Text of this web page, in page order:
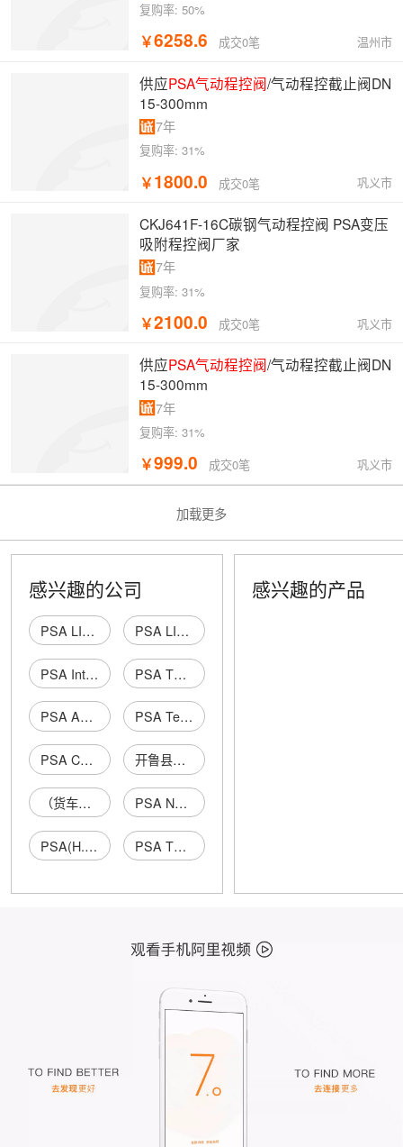
复购率: 50%
￥6258.6 成交0笔 温州市
供应PSA气动程控阀/气动程控截止阀DN
15-300mm
复购率:31%
7年
￥1800.0 成交0笔 巩义市
CKJ641F-16C碳钢气动程控阀 PSA变压
吸附程控阀厂家
复购率:31%
7年
￥2100.0 成交0笔 巩义市
供应PSA气动程控阀/气动程控截止阀DN
15-300mm
复购率:31%
7年
￥999.0 成交0笔 巩义市
加载更多
感兴趣的公司
PSA LIMITED PSA LIMITED
PSA International Limited PSA TRADE LIMITED
PSA ASIA HONG KONG LIMITED PSA Technology Hong Kong Limited
PSA China Solution Pte Limited 开鲁县东风镇多灵多PSA生活馆
（货车：桂PSA988） PSA New Materials Co.,Limited
PSA(H.K.)LIMITED PSA TRADING A.V.V.
感兴趣的产品